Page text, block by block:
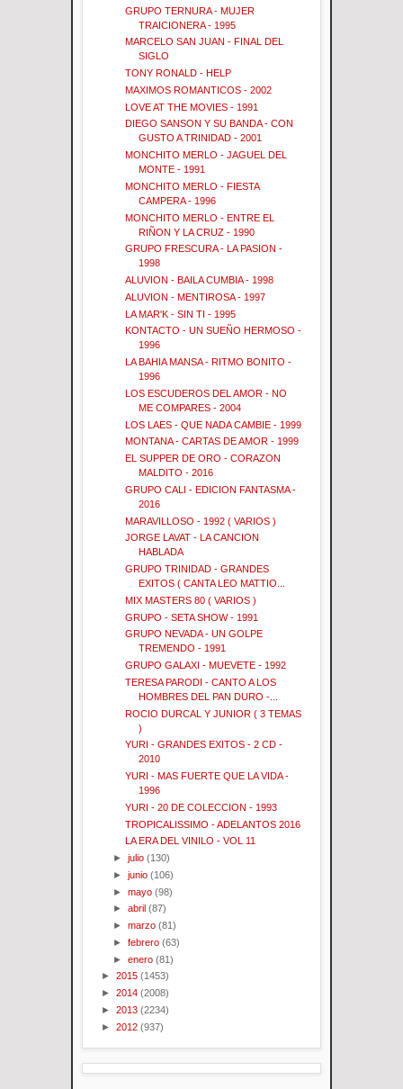
GRUPO TERNURA - MUJER
TRAICIONERA - 1995
MARCELO SAN JUAN - FINAL DEL
SIGLO
TONY RONALD - HELP
MAXIMOS ROMANTICOS - 2002
LOVE AT THE MOVIES - 1991
DIEGO SANSON Y SU BANDA - CON
GUSTO A TRINIDAD - 2001
MONCHITO MERLO - JAGUEL DEL
MONTE - 1991
MONCHITO MERLO - FIESTA
CAMPERA - 1996
MONCHITO MERLO - ENTRE EL
RIÑON Y LA CRUZ - 1990
GRUPO FRESCURA - LA PASION -
1998
ALUVION - BAILA CUMBIA - 1998
ALUVION - MENTIROSA - 1997
LA MAR'K - SIN TI - 1995
KONTACTO - UN SUEÑO HERMOSO -
1996
LA BAHIA MANSA - RITMO BONITO -
1996
LOS ESCUDEROS DEL AMOR - NO
ME COMPARES - 2004
LOS LAES - QUE NADA CAMBIE - 1999
MONTANA - CARTAS DE AMOR - 1999
EL SUPPER DE ORO - CORAZON
MALDITO - 2016
GRUPO CALI - EDICION FANTASMA -
2016
MARAVILLOSO - 1992 ( VARIOS )
JORGE LAVAT - LA CANCION
HABLADA
GRUPO TRINIDAD - GRANDES
EXITOS ( CANTA LEO MATTIO...
MIX MASTERS 80 ( VARIOS )
GRUPO - SETA SHOW - 1991
GRUPO NEVADA - UN GOLPE
TREMENDO - 1991
GRUPO GALAXI - MUEVETE - 1992
TERESA PARODI - CANTO A LOS
HOMBRES DEL PAN DURO -...
ROCIO DURCAL Y JUNIOR ( 3 TEMAS
)
YURI - GRANDES EXITOS - 2 CD -
2010
YURI - MAS FUERTE QUE LA VIDA -
1996
YURI - 20 DE COLECCION - 1993
TROPICALISSIMO - ADELANTOS 2016
LA ERA DEL VINILO - VOL 11
►julio (130)
►junio (106)
►mayo (98)
►abril (87)
►marzo (81)
►febrero (63)
►enero (81)
► 2015 (1453)
► 2014 (2008)
► 2013 (2234)
► 2012 (937)